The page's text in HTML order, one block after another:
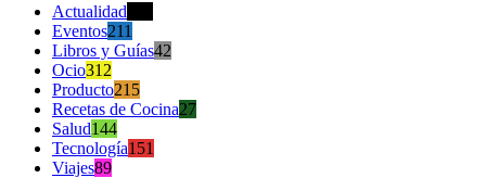
Actualidad
Eventos211
Libros y Guías42
Ocio312
Producto215
Recetas de Cocina27
Salud144
Tecnología151
Viajes89